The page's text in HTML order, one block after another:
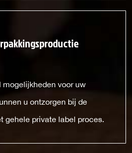
mogelijkheden voor uw
u ontzorgen bij de
gehele private label proces.